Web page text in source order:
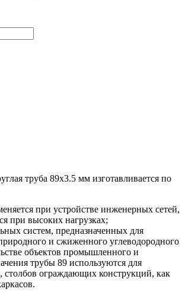
труба 89х3.5 мм изготавливается по
при устройстве инженерных сетей,
при высоких нагрузках;
систем, предназначенных для
и сжиженного углеводородного
объектов промышленного и
трубы 89 используются для
столбов ограждающих конструкций, как